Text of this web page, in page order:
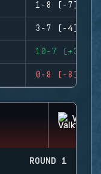
1-8 (-7)
3-7 (-4)
10-7 (+3)
0-8 (-8)
ROUND 1